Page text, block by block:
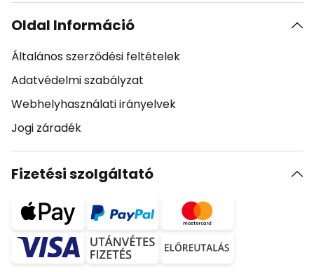
Oldal Információ
Általános szerződési feltételek
Adatvédelmi szabályzat
Webhelyhasználati irányelvek
Jogi záradék
Fizetési szolgáltató